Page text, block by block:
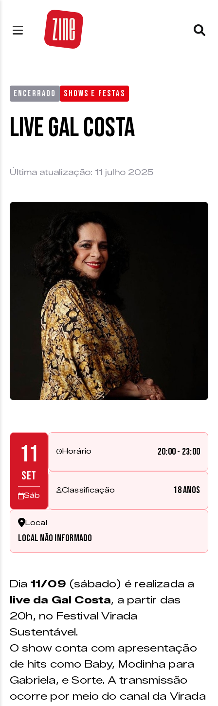
ENCERRADO SHOWS E FESTAS
Live Gal Costa
Última atualização: 11 julho 2025
11
SET
Sáb
Horário 20:00 - 23:00
Classificação 18 anos
Local
Local não informado
Dia 11/09 (sábado) é realizada a
live da Gal Costa, a partir das
20h, no Festival Virada
Sustentável.
O show conta com apresentação
de hits como Baby, Modinha para
Gabriela, e Sorte. A transmissão
ocorre por meio do canal da Virada